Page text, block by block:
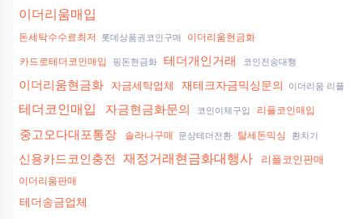
이더리움매입
돈세탁수수료최저 롯데상품권코인구매 이더리움현금화
카드로테더코인매입 핑돈현금화 테더개인거래 코인전송대행
이더리움현금화 자금세탁업체 재테크자금믹싱문의 이더리움 리플
테더코인매입 자금현금화문의 코인이체구입 리플코인매입
중고오다대포통장 솔라나구매 문상테더전환 탈세돈믹싱 환치기
신용카드코인충전 재정거래현금화대행사 리플코인판매
이더리움판매
테더송금업체